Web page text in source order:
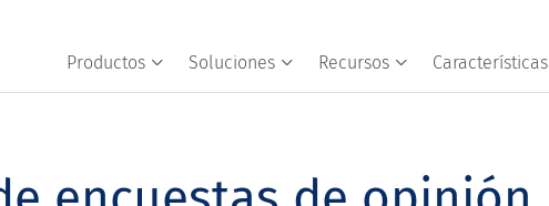
Productos Soluciones Recursos Características